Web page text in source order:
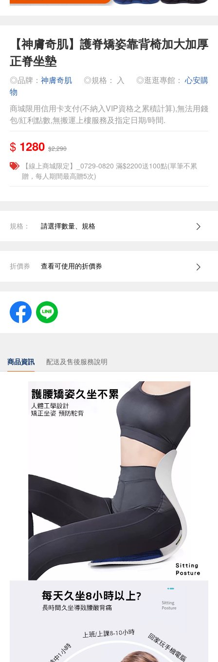
【神膚奇肌】護脊矯姿靠背椅加大加厚
正脊坐墊
◎品牌： 神膚奇肌 ◎規格： 入 ◎逛逛專館： 心安購
物
商城限用信用卡支付(不納入VIP資格之累積計算),無法用錢
包/紅利點數,無搬運上樓服務及指定日期/時間.
$ 1280 $2,290
【線上商城限定】_0729-0820 滿$2200送100點(單筆不累
贈，每人期間最高贈5次)
規格： 請選擇數量、規格
折價券 查看可使用的折價券
商品資訊 配送及售後服務說明